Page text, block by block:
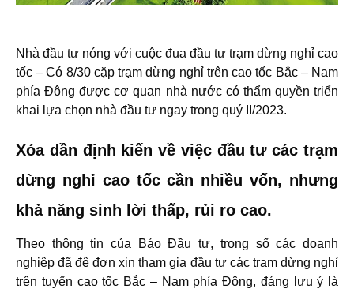
Nhà đầu tư nóng với cuộc đua đầu tư trạm dừng nghỉ cao
tốc – Có 8/30 cặp trạm dừng nghỉ trên cao tốc Bắc – Nam
phía Đông được cơ quan nhà nước có thẩm quyền triển
khai lựa chọn nhà đầu tư ngay trong quý II/2023.
Xóa dần định kiến về việc đầu tư các trạm
dừng nghỉ cao tốc cần nhiều vốn, nhưng
khả năng sinh lời thấp, rủi ro cao.
Theo thông tin của Báo Đầu tư, trong số các doanh
nghiệp đã đệ đơn xin tham gia đầu tư các trạm dừng nghỉ
trên tuyến cao tốc Bắc – Nam phía Đông, đáng lưu ý là